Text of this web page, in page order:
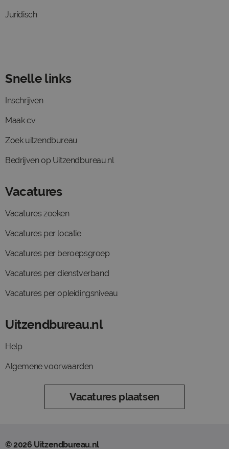
Juridisch
Snelle links
Inschrijven
Maak cv
Zoek uitzendbureau
Bedrijven op Uitzendbureau.nl
Vacatures
Vacatures zoeken
Vacatures per locatie
Vacatures per beroepsgroep
Vacatures per dienstverband
Vacatures per opleidingsniveau
Uitzendbureau.nl
Help
Algemene voorwaarden
Vacatures plaatsen
© 2026 Uitzendbureau.nl